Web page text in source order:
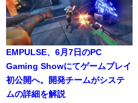
EMPULSE、6月7日のPC
Gaming Showにてゲームプレイ
初公開へ。開発チームがシステ
ムの詳細を解説